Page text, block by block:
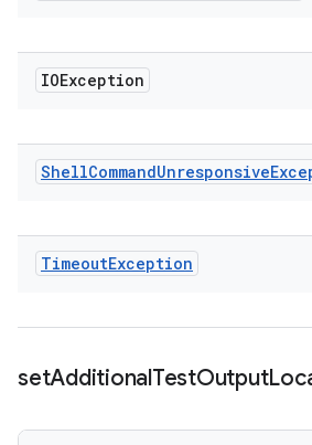
IOException
ShellCommandUnresponsive
TimeoutException
setAdditionalTestOutput